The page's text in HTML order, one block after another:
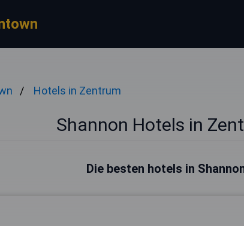
Hotels in Zentrum
Shannon Hotels in
Die besten hotels in